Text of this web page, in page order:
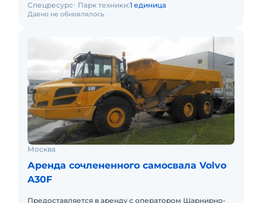
Давно не обновлялось
Спецресурс Парк техники:1 единица
Москва
Аренда сочлененного самосвала Volvo
A30F
Предоставляется в аренду с оператором Шарнирно-